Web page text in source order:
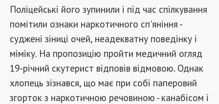
Поліцейські його зупинили і під час спілкування
помітили ознаки наркотичного сп'яніння -
суджені зіниці очей, неадекватну поведінку і
міміку. На пропозицію пройти медичний огляд
19-річний скутерист відповів відмовою. Однак
хлопець зізнався, що має при собі паперовий
згорток з наркотичною речовиною - канабісом і